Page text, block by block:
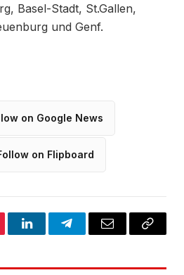
Basel-Stadt, St.Gallen,
und Genf.
on Google News
on Flipboard
LinkedInTelegramEmail
Copy